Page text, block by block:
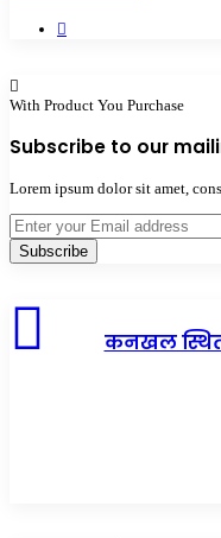
With Product You Purchase
Subscribe to our
Lorem ipsum dolor sit amet,
Enter
your
Email
कनखल स्थित